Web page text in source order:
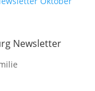
Newsletter